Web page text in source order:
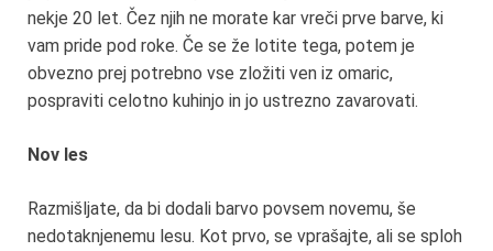
nekje 20 let. Čez njih ne morate kar vreči prve barve, ki
vam pride pod roke. Če se že lotite tega, potem je
obvezno prej potrebno vse zložiti ven iz omaric,
pospraviti celotno kuhinjo in jo ustrezno zavarovati.
Nov les
Razmišljate, da bi dodali barvo povsem novemu, še
nedotaknjenemu lesu. Kot prvo, se vprašajte, ali se sploh